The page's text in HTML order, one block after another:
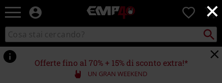
×
EMP
Musica,
Serie
TV
&
Videogame
0
Cerca
nel
catalogo
Cerca
Punto
di
ritiro
Offerte fino al 70% + 15% di sconto extra!*
UN GRAN WEEKEND